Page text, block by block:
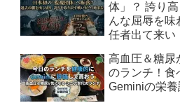
体」？ 誇り
んな屈辱を
任者出て来い
高血圧＆糖尿
のランチ！食
Geminiの栄養